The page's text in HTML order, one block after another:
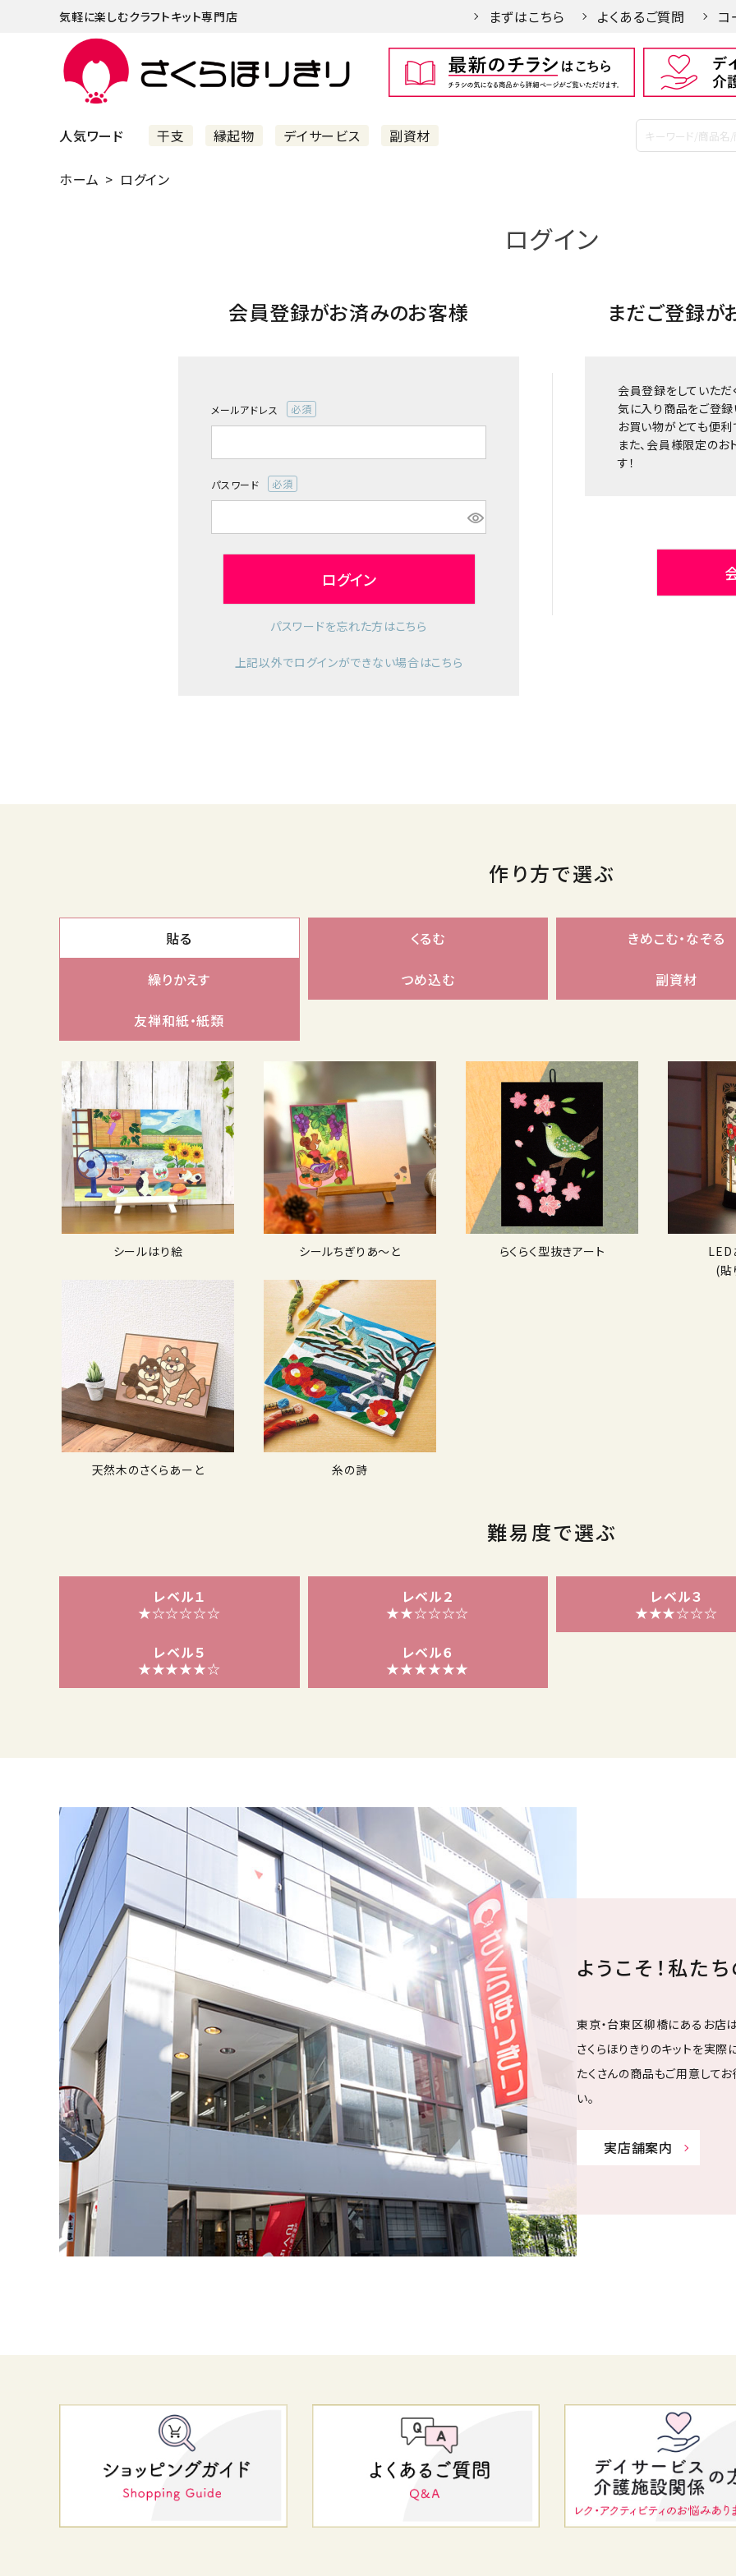
気軽に楽しむクラフトキット専門店 まずはこちら よくあるご質問 コ
人気ワード 干支 縁起物 デイサービス 副資材
まずはこちら
ホーム ログイン
ログイン
会員登録がお済みのお客様
メールアドレス
(必
パスワード
(必
ログイン
パスワードを忘れた方はこちら
上記以外でログインができない場合はこちら
まだご登録が
会員登録をしていただ
気に入り商品をご登
お買い物がとても便利
また、会員様限定のお
す！
作り方で選ぶ
貼る くるむ きめこむ・なぞる
繰りかえす つめ込む 副資材
友禅和紙・紙類
シールはり絵 シールちぎりあ〜と らくらく型抜きアート
LED
(貼
天然木のさくらあーと 糸の詩
難易度で選ぶ
レベル１
★☆☆☆☆☆
レベル２
★★☆☆☆☆
レベル３
★★★☆☆☆
レベル５
★★★★★☆
レベル６
★★★★★★
ようこそ！私た
東京・台東区柳橋にあるお店
さくらほりきりのキットを実際
たくさんの商品もご用意してお
い。
実店舗案内